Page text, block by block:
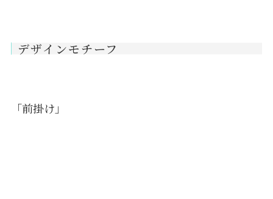
デザインモチーフ
「前掛け」